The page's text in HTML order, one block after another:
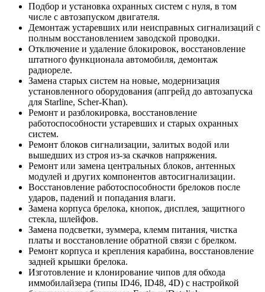
Подбор и установка охранных систем с нуля, в том
числе с автозапуском двигателя.
Демонтаж устаревших или неисправных сигнализаций с
полным восстановлением заводской проводки.
Отключение и удаление блокировок, восстановление
штатного функционала автомобиля, демонтаж
радиореле.
Замена старых систем на новые, модернизация
установленного оборудования (апгрейд до автозапуска
для Starline, Scher-Khan).
Ремонт и разблокировка, восстановление
работоспособности устаревших и старых охранных
систем.
Ремонт блоков сигнализации, залитых водой или
вышедших из строя из-за скачков напряжения.
Ремонт или замена центральных блоков, антенных
модулей и других компонентов автосигнализации.
Восстановление работоспособности брелоков после
ударов, падений и попадания влаги.
Замена корпуса брелока, кнопок, дисплея, защитного
стекла, шлейфов.
Замена подсветки, зуммера, клемм питания, чистка
платы и восстановление обратной связи с брелком.
Ремонт корпуса и крепления карабина, восстановление
задней крышки брелока.
Изготовление и клонирование чипов для обхода
иммобилайзера (типы ID46, ID48, 4D) с настройкой